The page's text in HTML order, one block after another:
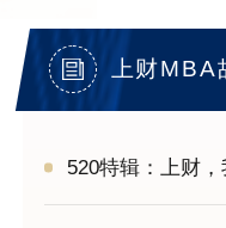
上财MBA
520特辑：上财